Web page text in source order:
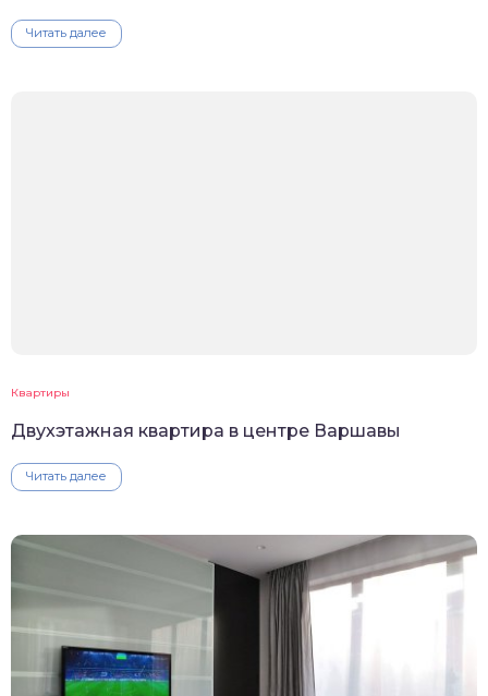
Читать далее
Квартиры
Двухэтажная квартира в центре Варшавы
Читать далее